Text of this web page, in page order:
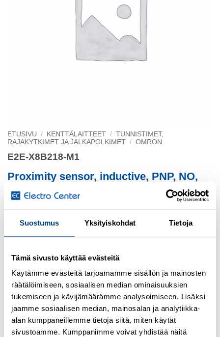
Suostumus Yksityiskohdat Tietoja
Tämä sivusto käyttää evästeitä
Käytämme evästeitä tarjoamamme sisällön ja mainosten
räätälöimiseen, sosiaalisen median ominaisuuksien
tukemiseen ja kävijämäärämme analysoimiseen. Lisäksi
jaamme sosiaalisen median, mainosalan ja analytiikka-
alan kumppaneillemme tietoja siitä, miten käytät
sivustoamme. Kumppanimme voivat yhdistää näitä
ETUSIVU / KENTTÄLAITTEET / TUNNISTIMET,
RAJAKYTKIMET JA JALKAPOLKIMET / OMRON
E2E-X8B218-M1
Proximity sensor, inductive, PNP, NO,
short body, M18, shielded, 8 mm, DC, 3-wire
verkkokauppaa
Osastot:Omron,Uudet tuotteet